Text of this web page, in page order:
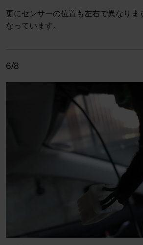
更にセンサーの位置も左右で異なりま
なっています。
6/8